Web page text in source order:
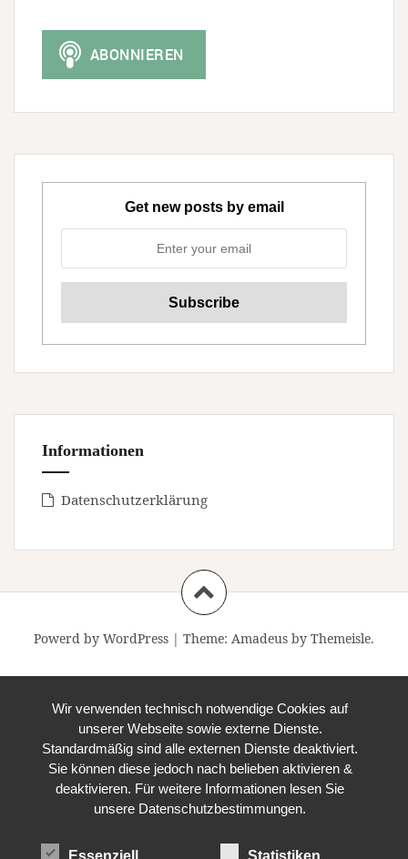
Get new posts by email
Informationen
Datenschutzerklärung
Powerd by WordPress | Theme: Amadeus by Themeisle.
Wir verwenden technisch notwendige Cookies auf
unserer Webseite sowie externe Dienste.
Standardmäßig sind alle externen Dienste deaktiviert.
Sie können diese jedoch nach belieben aktivieren &
deaktivieren. Für weitere Informationen lesen Sie
unsere Datenschutzbestimmungen.
Essenziell Statistiken